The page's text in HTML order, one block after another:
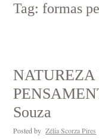
Tag: formas
NATUREZA
Souza
Posted by Zélia Scorza Pires